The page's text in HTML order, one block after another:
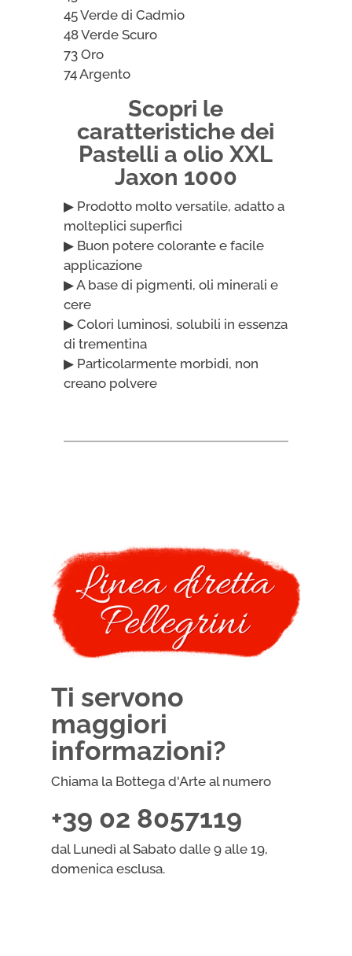
45 Verde di Cadmio
48 Verde Scuro
73 Oro
74 Argento
Scopri le
caratteristiche dei
Pastelli a olio XXL
Jaxon 1000
▶ Prodotto molto versatile, adatto a
molteplici superfici
▶ Buon potere colorante e facile
applicazione
▶ A base di pigmenti, oli minerali e
cere
▶ Colori luminosi, solubili in essenza
di trementina
▶ Particolarmente morbidi, non
creano polvere
Ti servono
maggiori
informazioni?
Chiama la Bottega d'Arte al numero
+39 02 8057119
dal Lunedì al Sabato dalle 9 alle 19,
domenica esclusa.